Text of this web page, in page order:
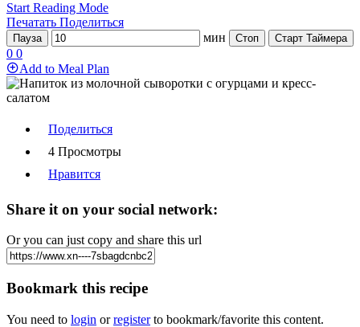
Start Reading Mode
Печатать Поделиться
Пауза мин Стоп Старт Таймера
0 0
Add to Meal Plan
Поделиться
4 Просмотры
Нравится
Share it on your social network:
Or you can just copy and share this url
Bookmark this recipe
You need to login orregisterto bookmark/favorite this content.